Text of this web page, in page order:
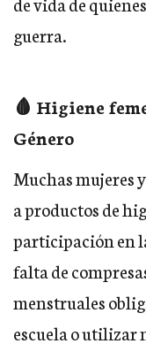
guerra.
🩸 Higiene
Género
Muchas mujeres
a productos de
participación en
falta de
menstruales
escuela o utilizar